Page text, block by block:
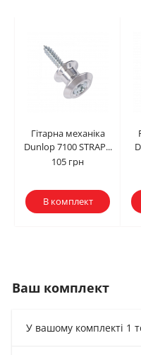
Гітарна механіка
Dunlop 7100 STRAP...
105 грн
В комплект
Ваш комплект
У вашому комплекті 1